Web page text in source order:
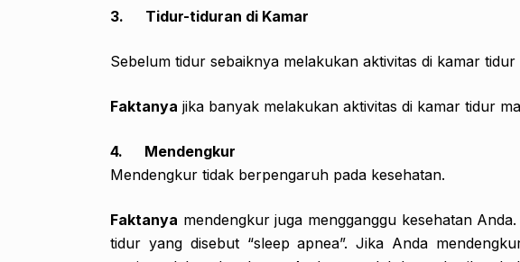
3. Tidur-tiduran di Kamar
Sebelum tidur sebaiknya melakukan aktivitas di kamar
Faktanya jika banyak melakukan aktivitas di kamar tidur
4. Mendengkur
Mendengkur tidak berpengaruh pada kesehatan.
Faktanya mendengkur juga mengganggu kesehatan
tidur yang disebut “sleep apnea”. Jika Anda